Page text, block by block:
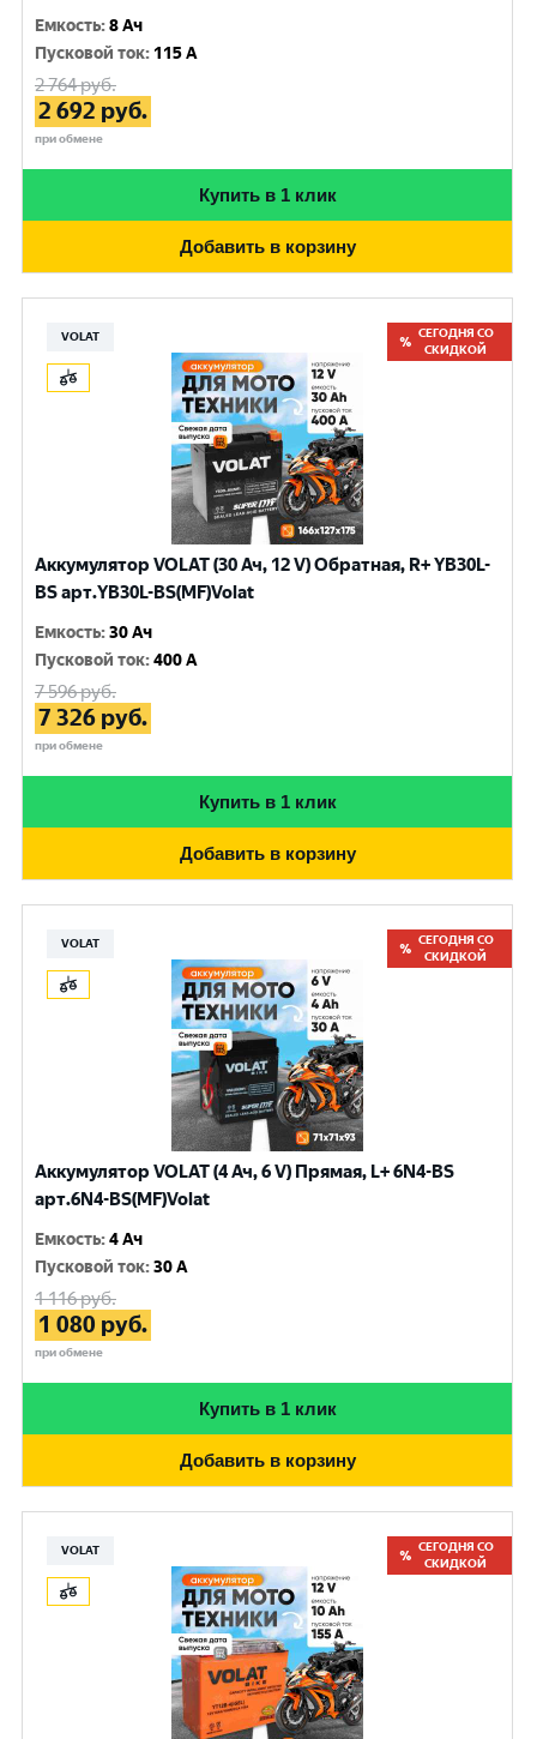
Емкость:8 Ач
Пусковой ток: 115 A
2 764руб.
2 692 руб.
при обмене
Купить в 1 клик
Добавить в корзину
VOLAT
СЕГОДНЯ СО
СКИДКОЙ
Аккумулятор VOLAT (30 Ач, 12 V) Обратная, R+ YB30L-
BS арт.YB30L-BS(MF)Volat
Емкость:30 Ач
Пусковой ток:400 A
7 596руб.
7 326 руб.
при обмене
Купить в 1 клик
Добавить в корзину
VOLAT
СЕГОДНЯ СО
СКИДКОЙ
Аккумулятор VOLAT (4 Ач, 6 V) Прямая, L+ 6N4-BS
арт.6N4-BS(MF)Volat
Емкость:4 Ач
Пусковой ток:30 A
1 116руб.
1 080 руб.
при обмене
Купить в 1 клик
Добавить в корзину
VOLAT
СЕГОДНЯ СО
СКИДКОЙ